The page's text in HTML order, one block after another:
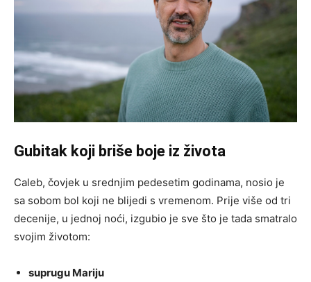
Gubitak koji briše boje iz života
Caleb, čovjek u srednjim pedesetim godinama, nosio je
sa sobom bol koji ne blijedi s vremenom. Prije više od tri
decenije, u jednoj noći, izgubio je sve što je tada smatralo
svojim životom:
suprugu Mariju